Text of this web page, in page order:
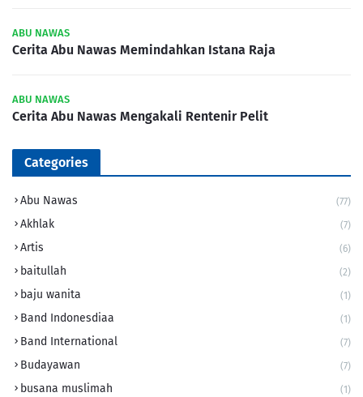
ABU NAWAS
Cerita Abu Nawas Memindahkan Istana Raja
ABU NAWAS
Cerita Abu Nawas Mengakali Rentenir Pelit
Categories
Abu Nawas (77)
Akhlak (7)
Artis (6)
baitullah (2)
baju wanita (1)
Band Indonesdiaa (1)
Band International (7)
Budayawan (7)
busana muslimah (1)